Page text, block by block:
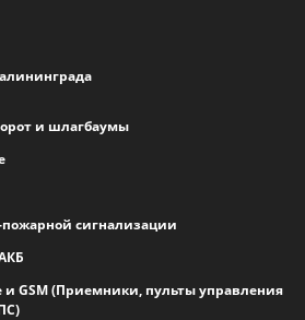
и шлагбаумы
сигнализации
и GSM (Приемники, пульты управления